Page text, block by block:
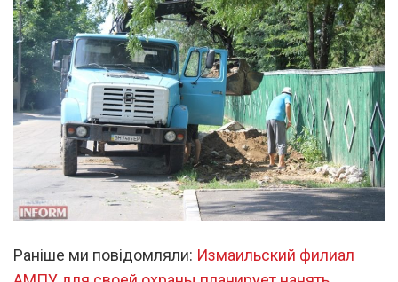
Раніше ми повідомляли: Измаильский филиал